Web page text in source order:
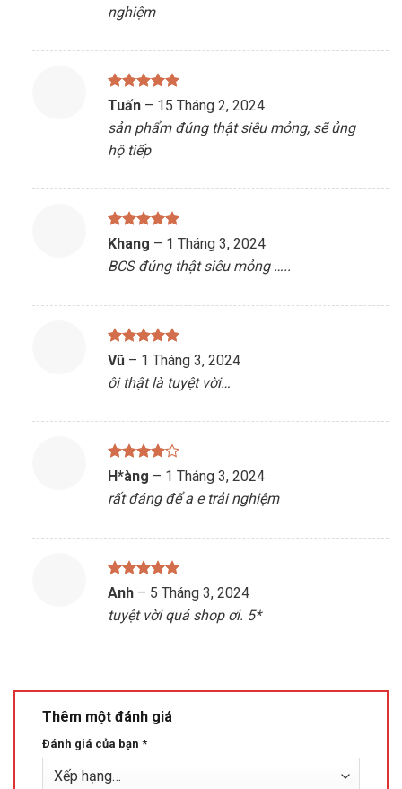
nghiệm
Được xếp
sao
Tuấn – 15 Tháng 2, 2024
sản phẩm đúng thật siêu mỏng, sẽ ủng
hộ tiếp
Được xếp
hạng5
sao
Khang – 1 Tháng 3, 2024
BCS đúng thật siêu mỏng …..
Được xếp
hạng
sao
Vũ – 1 Tháng 3, 2024
ôi thật là tuyệt vời…
Được
xếp hạng
45 sao
H*àng – 1 Tháng 3, 2024
rất đáng để a e trải nghiệm
Được xếp
sao
Anh – 5 Tháng 3, 2024
tuyệt vời quá shop ơi. 5*
Thêm một đánh giá
Đánh giá của bạn *